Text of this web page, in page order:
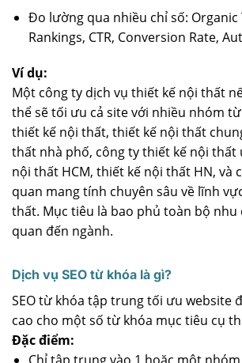
Đo lường qua nhiều chỉ số: Organic
Rankings, CTR, Conversion Rate,
Ví dụ:
Một công ty dịch vụ thiết kế nội thất
thể sẽ tối ưu cả site với nhiều nhóm
thiết kế nội thất, thiết kế nội thất
thất nhà phố, công ty thiết kế nội thất
nội thất HCM, thiết kế nội thất HN, và
quan mang tính chuyên sâu về lĩnh
thất. Mục tiêu là bao phủ toàn bộ nhu
quan đến ngành.
Dịch vụ SEO từ khóa là gì?
SEO từ khóa tập trung tối ưu website
cao cho một số từ khóa mục tiêu cụ
Đặc điểm: